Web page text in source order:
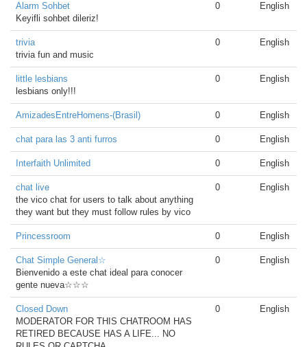
Alarm Sohbet
Keyifli sohbet dileriz!
0 English
trivia
trivia fun and music
0 English
little lesbians
lesbians only!!!
0 English
AmizadesEntreHomens-(Brasil) 0 English
chat para las 3 anti furros 0 English
Interfaith Unlimited 0 English
chat live
the vico chat for users to talk about anything
they want but they must follow rules by vico
0 English
Princessroom 0 English
Chat Simple General☆
Bienvenido a este chat ideal para conocer
gente nueva☆☆☆
0 English
Closed Down
MODERATOR FOR THIS CHATROOM HAS
RETIRED BECAUSE HAS A LIFE... NO
0 English